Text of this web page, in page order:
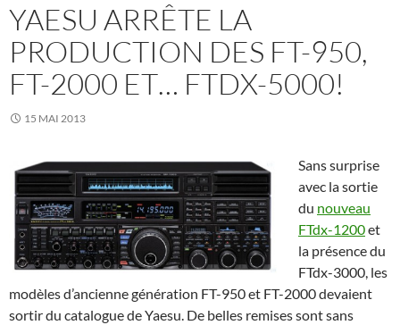
YAESU ARRÊTE LA
PRODUCTION DES FT-950,
FT-2000 ET… FTDX-5000!
15 MAI 2013
Sans surprise
avec la sortie
du nouveau
FTdx-1200et
la présence du
FTdx-3000, les
modèles d’ancienne génération FT-950 et FT-2000 devaient
sortir du catalogue de Yaesu. De belles remises sont sans